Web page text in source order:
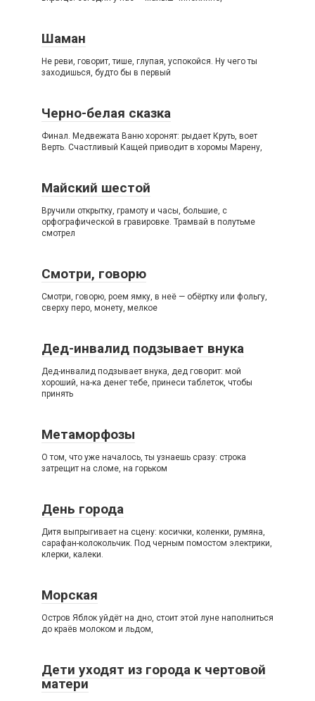
Шаман
Не реви, говорит, тише, глупая, успокойся. Ну чего ты
заходишься, будто бы в первый
Черно-белая сказка
Финал. Медвежата Ваню хоронят: рыдает Круть, воет
Верть. Счастливый Кащей приводит в хоромы Марену,
Майский шестой
Вручили открытку, грамоту и часы, большие, с
орфографической в гравировке. Трамвай в полутьме
смотрел
Смотри, говорю
Смотри, говорю, роем ямку, в неё — обёртку или фольгу,
сверху перо, монету, мелкое
Дед-инвалид подзывает внука
Дед-инвалид подзывает внука, дед говорит: мой
хороший, на-ка денег тебе, принеси таблеток, чтобы
принять
Метаморфозы
О том, что уже началось, ты узнаешь сразу: строка
затрещит на сломе, на горьком
День города
Дитя выпрыгивает на сцену: косички, коленки, румяна,
сарафан-колокольчик. Под черным помостом электрики,
клерки, калеки.
Морская
Остров Яблок уйдёт на дно, стоит этой луне наполниться
до краёв молоком и льдом,
Дети уходят из города к чертовой
матери